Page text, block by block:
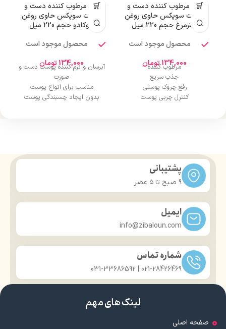
کرم مرطوب کننده دست و
صورت سوپکس حاوی روغن
شترمرغ حجم 220 میل
محصول موجود است
134,000تومان
مرطوب کننده
جذب سریع
رفع چروک پوستی
کنترل چربی پوست
کرم مرطوب کننده دست و
صورت سوپکس حاوی روغن
آووکادو حجم 220 میل
محصول موجود است
134,000تومان
آبرسان و نرم کننده پوست دست و
صورت
مناسب برای انواع پوست
بدون ایجاد چسبندگی پوست
پشتیبانی
9 صبح تا ۵ عصر
ایمیل
info@zibaloun.com
شماره تماس
021-28426469 | 031-33686592
لینک های مهم
صفحه اصلی